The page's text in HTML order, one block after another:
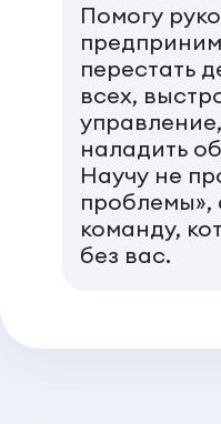
Помогу
перестать
всех,
наладить
Научу не
проблемы»,
команду,
без вас.